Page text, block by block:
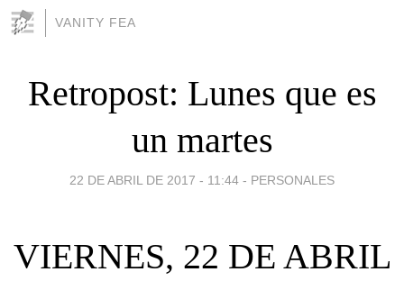
VANITY FEA
Retropost: Lunes que es
un martes
22 DE ABRIL DE 2017 - 11:44 - PERSONALES
VIERNES, 22 DE ABRIL